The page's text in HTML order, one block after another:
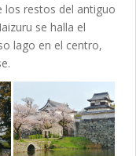
los restos del antiguo
se halla el
lago en el centro,